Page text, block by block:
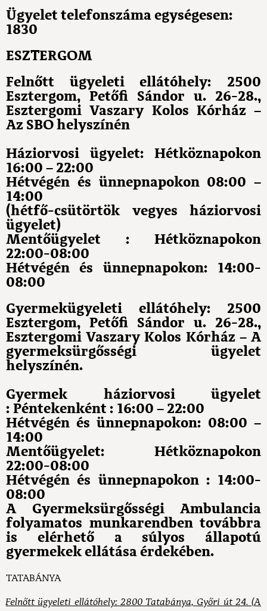
Ügyelet telefonszáma egységesen:
1830
ESZTERGOM
Felnőtt ügyeleti ellátóhely: 2500
Esztergom, Petőfi Sándor u. 26-28.,
Esztergomi Vaszary Kolos Kórház –
Az SBO helyszínén
Háziorvosi ügyelet: Hétköznapokon
16:00 – 22:00
Hétvégén és ünnepnapokon 08:00 –
14:00
(hétfő-csütörtök vegyes háziorvosi
ügyelet)
Mentőügyelet : Hétköznapokon
22:00-08:00
Hétvégén és ünnepnapokon: 14:00-
08:00
Gyermekügyeleti ellátóhely: 2500
Esztergom, Petőfi Sándor u. 26-28.,
Esztergomi Vaszary Kolos Kórház – A
gyermeksürgősségi ügyelet
helyszínén.
Gyermek háziorvosi ügyelet
: Péntekenként : 16:00 – 22:00
Hétvégén és ünnepnapokon: 08:00 –
14:00
Mentőügyelet: Hétköznapokon
22:00-08:00
Hétvégén és ünnepnapokon : 14:00-
08:00
A Gyermeksürgősségi Ambulancia
folyamatos munkarendben továbbra
is elérhető a súlyos állapotú
gyermekek ellátása érdekében.
TATABÁNYA
Felnőtt ügyeleti ellátóhely: 2800 Tatabánya, Győri út 24. (A